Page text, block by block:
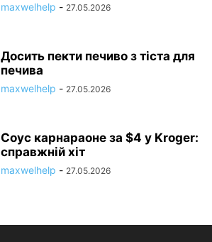
maxwelhelp - 27.05.2026
Досить пекти печиво з тіста для
печива
maxwelhelp - 27.05.2026
Соус карнараоне за $4 у Kroger:
справжній хіт
maxwelhelp - 27.05.2026